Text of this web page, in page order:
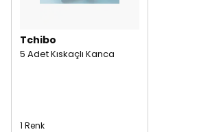
Tchibo
5 Adet Kıskaçlı Kanca
1 Renk